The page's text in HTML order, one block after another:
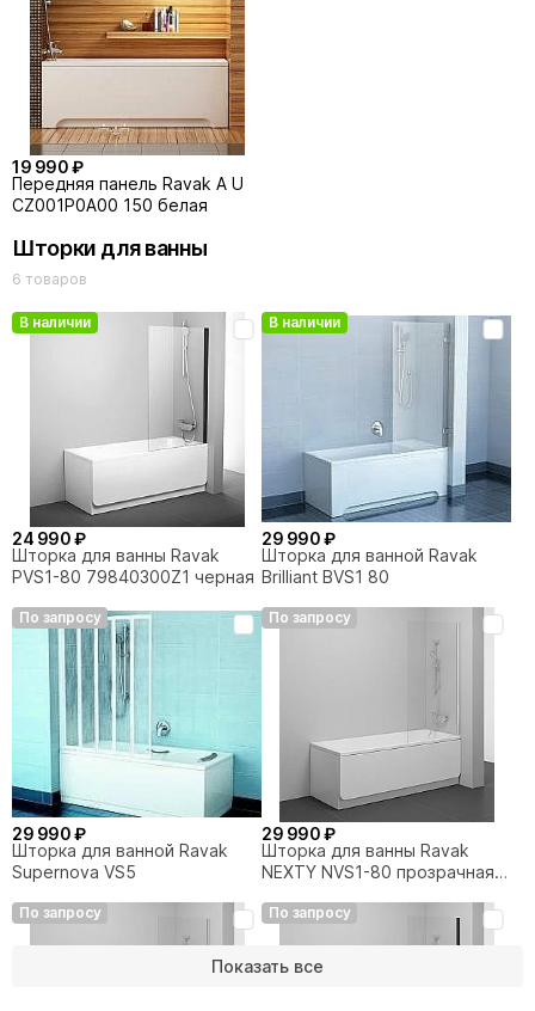
19 990 ₽
Передняя панель Ravak A U
CZ001P0A00 150 белая
Шторки для ванны
6 товаров
В наличии
24 990 ₽
Шторка для ванны Ravak
PVS1-80 79840300Z1 черная
В наличии
29 990 ₽
Шторка для ванной Ravak
Brilliant BVS1 80
По запросу
29 990 ₽
Шторка для ванной Ravak
Supernova VS5
По запросу
29 990 ₽
Шторка для ванны Ravak
NEXTY NVS1-80 прозрачная/
По запросу По запросу
Показать все